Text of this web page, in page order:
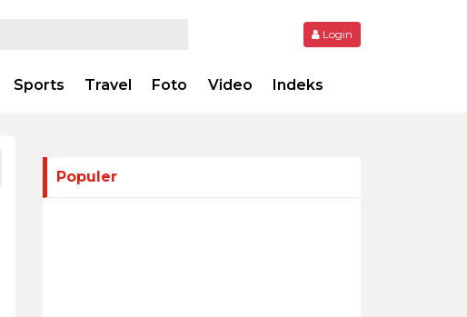
Login
Sports Travel Foto Video Indeks
Populer